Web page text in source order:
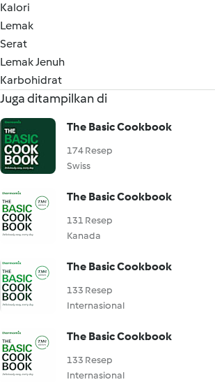
Kalori
Lemak
Serat
Lemak Jenuh
Karbohidrat
Juga ditampilkan di
The Basic Cookbook
174 Resep
Swiss
The Basic Cookbook
131 Resep
Kanada
The Basic Cookbook
133 Resep
Internasional
The Basic Cookbook
133 Resep
Internasional